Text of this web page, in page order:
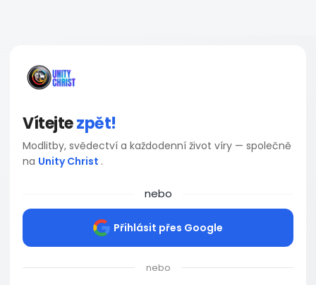
Vítejtezpět!
Modlitby, svědectví a každodenní život víry — společně
na Unity Christ .
nebo
Přihlásit přes Google
nebo